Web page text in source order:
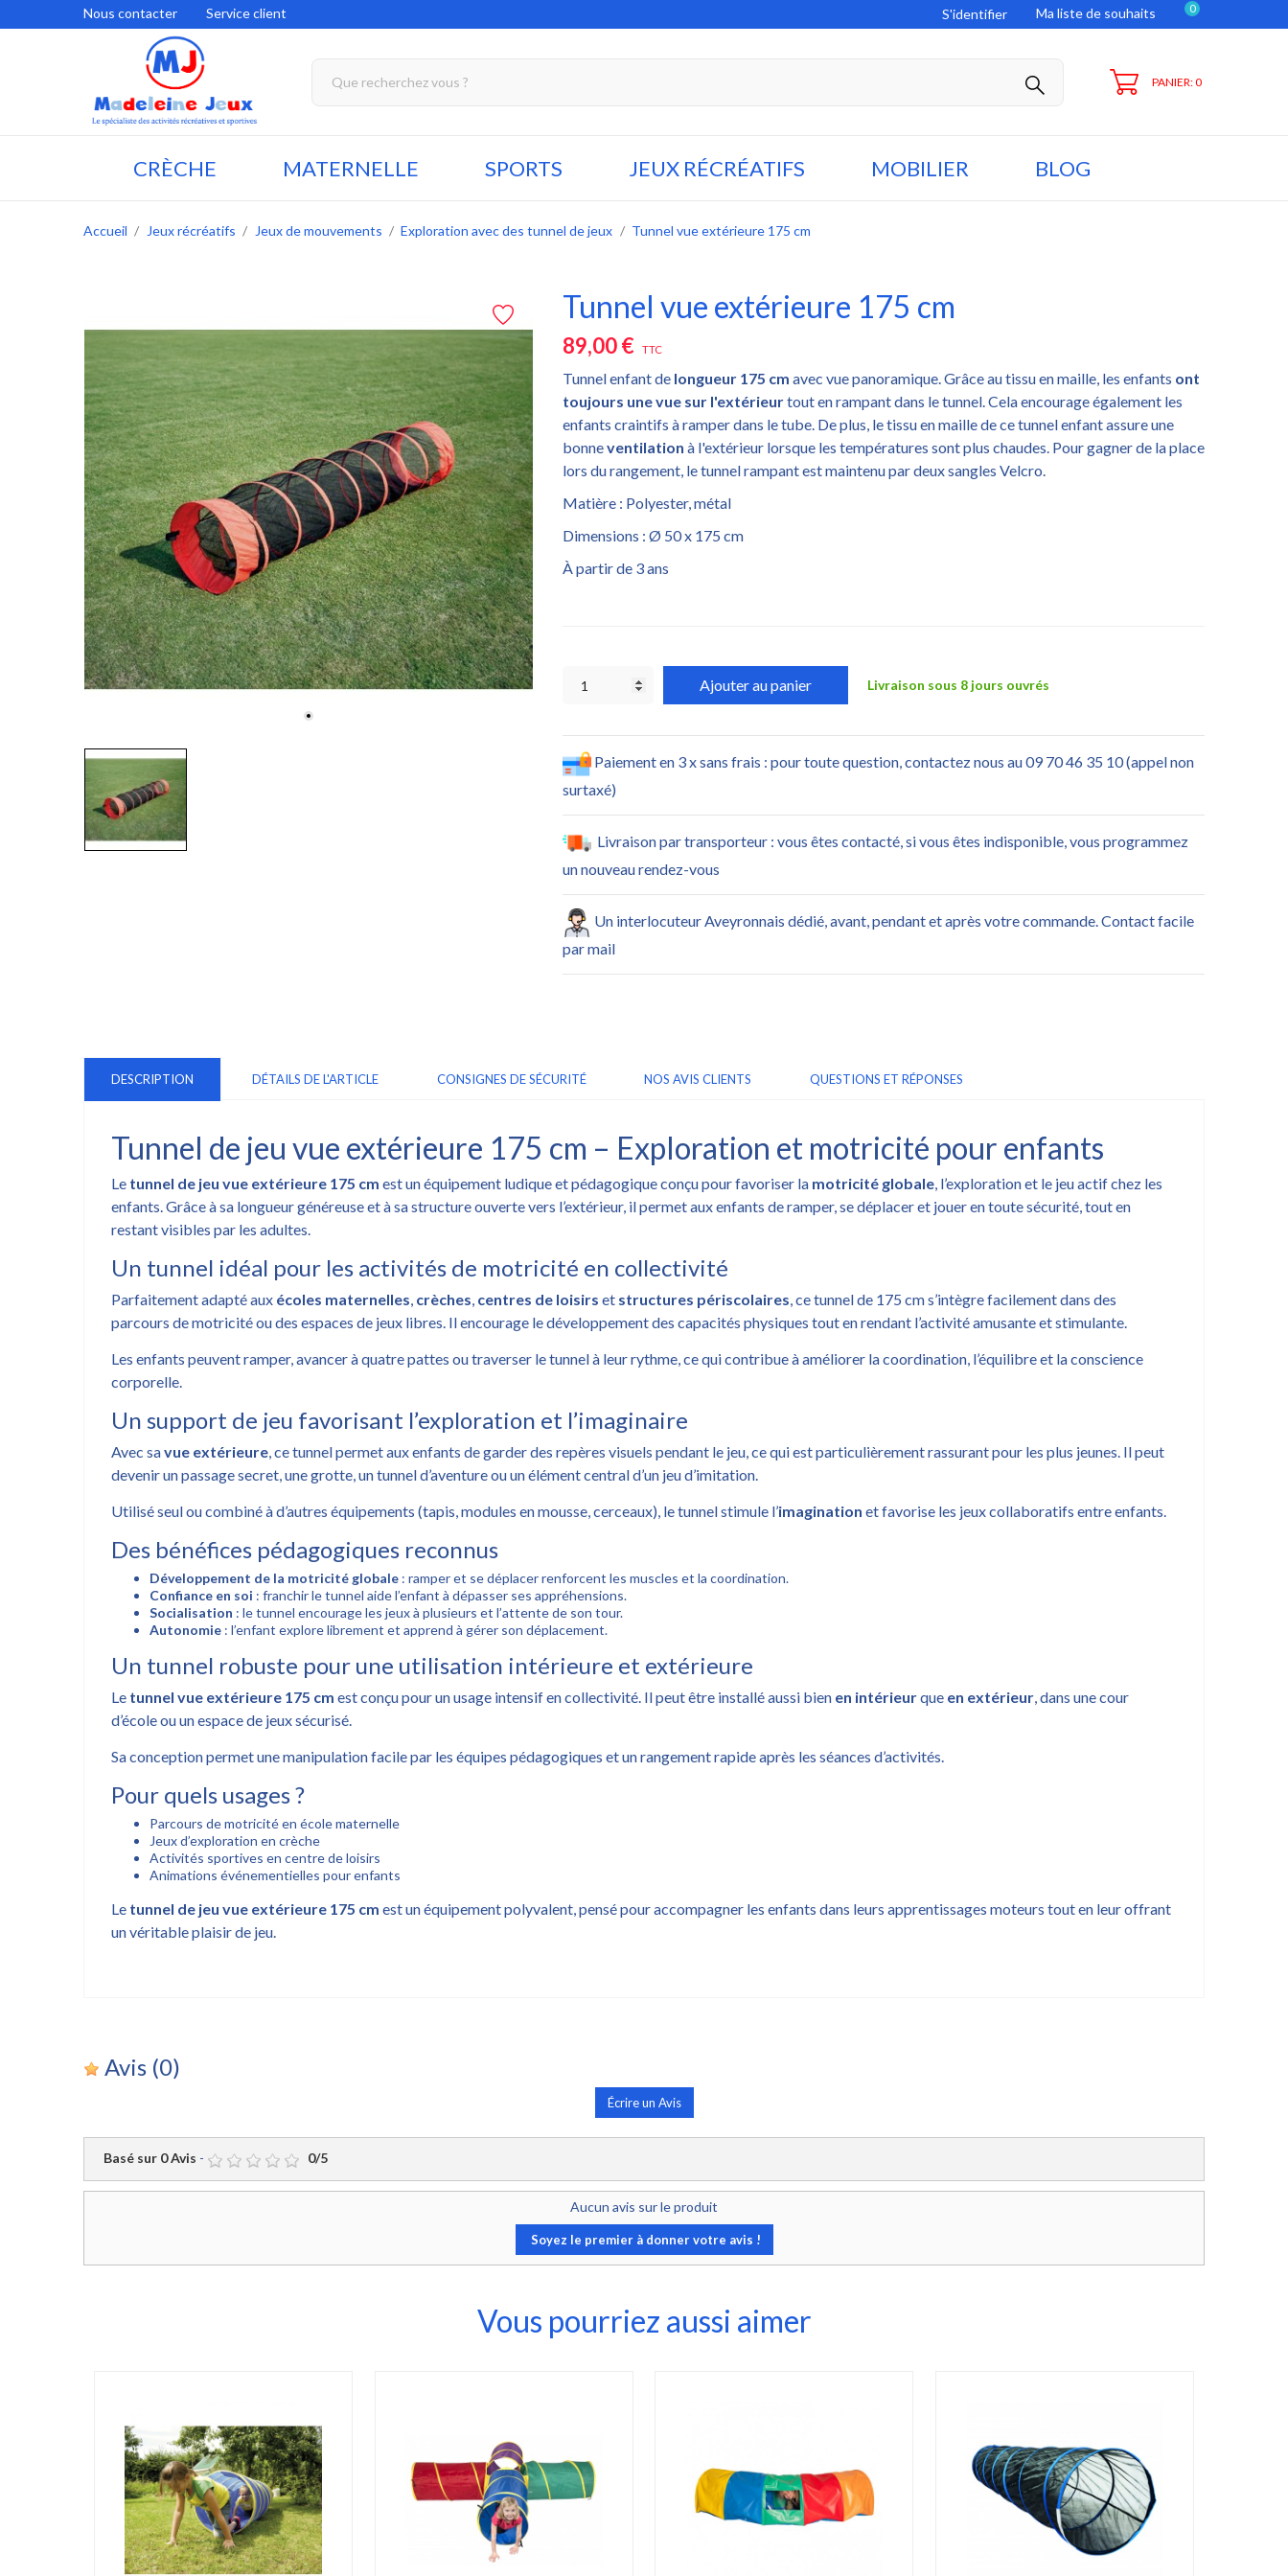
Nous contacter Service client S'identifier Ma liste de souhaits 0
PANIER: 0
CRÈCHE MATERNELLE SPORTS JEUX RÉCRÉATIFS MOBILIER BLOG
Accueil Jeux récréatifs Jeux de mouvements Exploration avec des tunnel de jeux Tunnel vue extérieure 175 cm
Tunnel vue extérieure 175 cm
89,00 € TTC
Tunnel enfant de longueur 175 cm avec vue panoramique. Grâce au tissu en maille, les enfants ont
toujours une vue sur l'extérieurtout en rampant dans le tunnel. Cela encourage également les
enfants craintifs à ramper dans le tube. De plus, le tissu en maille de ce tunnel enfant assure une
bonneventilation à l'extérieur lorsque les températures sont plus chaudes. Pour gagner de la place
lors du rangement, le tunnel rampant est maintenu par deux sangles Velcro.
Matière : Polyester, métal
Dimensions : Ø 50 x 175 cm
À partir de 3 ans
Ajouter au panier Livraison sous 8 jours ouvrés
Paiement en 3 x sans frais : pour toute question, contactez nous au 09 70 46 35 10 (appel non
surtaxé)
Livraison par transporteur : vous êtes contacté, si vous êtes indisponible, vous programmez
un nouveau rendez-vous
Un interlocuteur Aveyronnais dédié, avant, pendant et après votre commande. Contact facile
par mail
DESCRIPTION DÉTAILS DE L'ARTICLE CONSIGNES DE SÉCURITÉ NOS AVIS CLIENTS QUESTIONS ET RÉPONSES
Tunnel de jeu vue extérieure 175 cm – Exploration et motricité pour enfants
Le tunnel de jeu vue extérieure 175 cm est un équipement ludique et pédagogique conçu pour favoriser la motricité globale, l’exploration et le jeu actif chez les
enfants. Grâce à sa longueur généreuse et à sa structure ouverte vers l’extérieur, il permet aux enfants de ramper, se déplacer et jouer en toute sécurité, tout en
restant visibles par les adultes.
Un tunnel idéal pour les activités de motricité en collectivité
Parfaitement adapté aux écoles maternelles, crèches, centres de loisirs et structures périscolaires, ce tunnel de 175 cm s’intègre facilement dans des
parcours de motricité ou des espaces de jeux libres. Il encourage le développement des capacités physiques tout en rendant l’activité amusante et stimulante.
Les enfants peuvent ramper, avancer à quatre pattes ou traverser le tunnel à leur rythme, ce qui contribue à améliorer la coordination, l’équilibre et la conscience
corporelle.
Un support de jeu favorisant l’exploration et l’imaginaire
Avec savue extérieure, ce tunnel permet aux enfants de garder des repères visuels pendant le jeu, ce qui est particulièrement rassurant pour les plus jeunes. Il peut
devenir un passage secret, une grotte, un tunnel d’aventure ou un élément central d’un jeu d’imitation.
Utilisé seul ou combiné à d’autres équipements (tapis, modules en mousse, cerceaux), le tunnel stimule l’imagination et favorise les jeux collaboratifs entre enfants.
Des bénéfices pédagogiques reconnus
Développement de la motricité globale : ramper et se déplacer renforcent les muscles et la coordination.
Confiance en soi : franchir le tunnel aide l’enfant à dépasser ses appréhensions.
Socialisation : le tunnel encourage les jeux à plusieurs et l’attente de son tour.
Autonomie : l’enfant explore librement et apprend à gérer son déplacement.
Un tunnel robuste pour une utilisation intérieure et extérieure
Le tunnel vue extérieure 175 cm est conçu pour un usage intensif en collectivité. Il peut être installé aussi bien en intérieurque en extérieur, dans une cour
d’école ou un espace de jeux sécurisé.
Sa conception permet une manipulation facile par les équipes pédagogiques et un rangement rapide après les séances d’activités.
Pour quels usages ?
Parcours de motricité en école maternelle
Jeux d’exploration en crèche
Activités sportives en centre de loisirs
Animations événementielles pour enfants
Le tunnel de jeu vue extérieure 175 cm est un équipement polyvalent, pensé pour accompagner les enfants dans leurs apprentissages moteurs tout en leur offrant
un véritable plaisir de jeu.
Avis (0)
Écrire un Avis
Basé sur 0Avis - 0/5
Aucun avis sur le produit
Soyez le premier à donner votre avis !
Vous pourriez aussi aimer